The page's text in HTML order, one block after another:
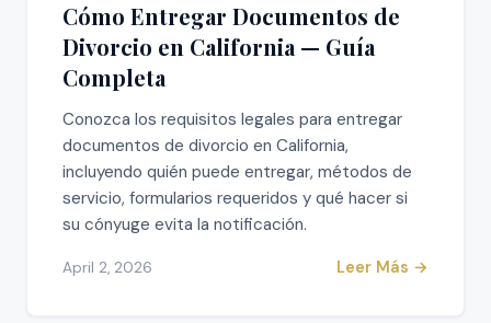
Cómo Entregar Documentos de
Divorcio en California — Guía
Completa
Conozca los requisitos legales para entregar
documentos de divorcio en California,
incluyendo quién puede entregar, métodos de
servicio, formularios requeridos y qué hacer si
su cónyuge evita la notificación.
April 2, 2026 Leer Más →